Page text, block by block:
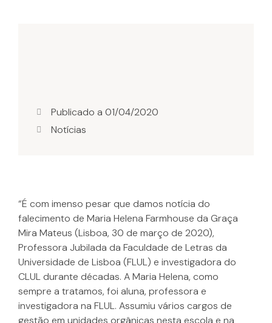
Publicado a 01/04/2020
Notícias
“É com imenso pesar que damos notícia do
falecimento de Maria Helena Farmhouse da Graça
Mira Mateus (Lisboa, 30 de março de 2020),
Professora Jubilada da Faculdade de Letras da
Universidade de Lisboa (FLUL) e investigadora do
CLUL durante décadas. A Maria Helena, como
sempre a tratamos, foi aluna, professora e
investigadora na FLUL. Assumiu vários cargos de